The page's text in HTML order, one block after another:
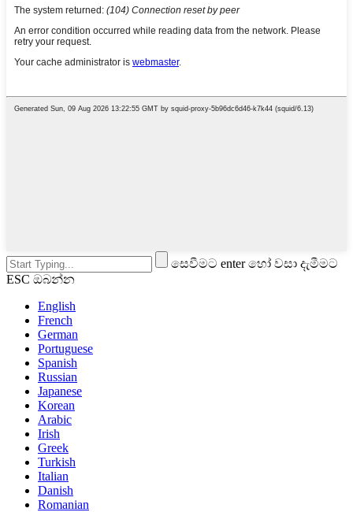
සෙවීමට enter හෝ වසා දැමීමට
ESC ඔබන්න
English
French
German
Portuguese
Spanish
Russian
Japanese
Korean
Arabic
Irish
Greek
Turkish
Italian
Danish
Romanian